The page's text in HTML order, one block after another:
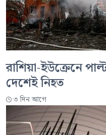
রাশিয়া-ইউক্রেনে
দেশেই নিহত
৩ দিন আগে